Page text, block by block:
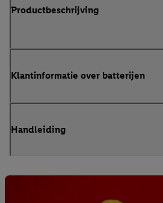
Productbeschrijving
Klantinformatie over batterijen
Handleiding